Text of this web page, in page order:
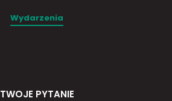
Wydarzenia
TWOJE PYTANIE